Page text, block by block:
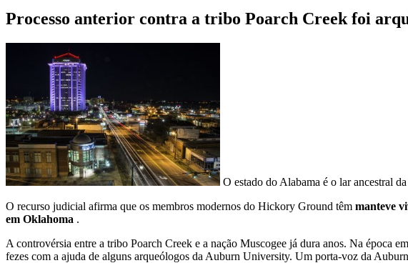
Processo anterior contra a tribo Poarch Creek foi
O estado do Alabama é o lar ancestral
O recurso judicial afirma que os membros modernos do Hickory Ground têm manteve
em Oklahoma .
A controvérsia entre a tribo Poarch Creek e a nação Muscogee já dura anos. Na época
fezes com a ajuda de alguns arqueólogos da Auburn University. Um porta-voz da